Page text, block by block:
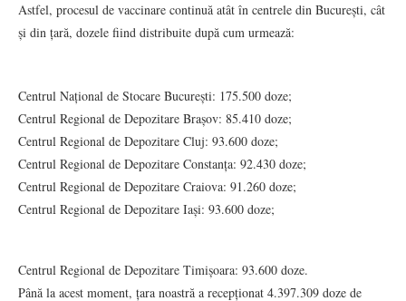
Astfel, procesul de vaccinare continuă atât în centrele din București, cât
și din țară, dozele fiind distribuite după cum urmează:
Centrul Național de Stocare București: 175.500 doze;
Centrul Regional de Depozitare Brașov: 85.410 doze;
Centrul Regional de Depozitare Cluj: 93.600 doze;
Centrul Regional de Depozitare Constanța: 92.430 doze;
Centrul Regional de Depozitare Craiova: 91.260 doze;
Centrul Regional de Depozitare Iași: 93.600 doze;
Centrul Regional de Depozitare Timișoara: 93.600 doze.
Până la acest moment, țara noastră a recepționat 4.397.309 doze de